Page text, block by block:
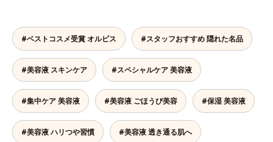
#ベストコスメ受賞 オルビス #スタッフおすすめ 隠れた名品
#美容液 スキンケア #スペシャルケア 美容液
#集中ケア 美容液 #美容液 ごほうび美容 #保湿 美容液
#美容液 ハリつや習慣 #美容液 透き通る肌へ